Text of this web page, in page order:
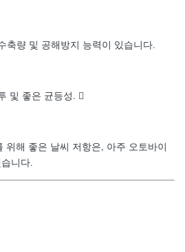
량 및 공해방지 능력이 있습니다.
및 좋은 균등성. 
해 좋은 날씨 저항은, 아주 오토바이
니다.